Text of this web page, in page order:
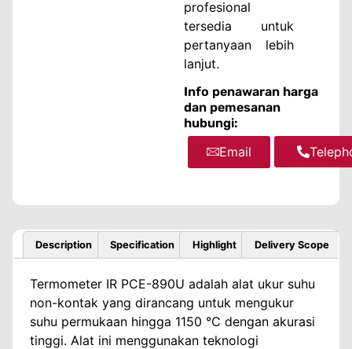
profesional
tersedia untuk
pertanyaan lebih
lanjut.
Info penawaran harga
dan pemesanan
hubungi:
Email
Description Specification Highlight Delivery Scope
Termometer IR PCE-890U adalah alat ukur suhu
non-kontak yang dirancang untuk mengukur
suhu permukaan hingga 1150 °C dengan akurasi
tinggi. Alat ini menggunakan teknologi